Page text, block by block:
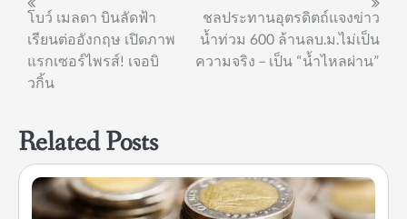
แนะแนว
เรื่อง
โบว์ เมลดา บินลัดฟ้า
เรียนต่ออังกฤษ เปิดภาพ
แรกเซอร์ไพรส์! เจอบิ
วกิ้น
ชลประทานอุตรดิตถ์แจงข่าว
น้ำท่วม 600 ล้านลบ.ม.ไม่เป็น
ความจริง – เป็น “น้ำไหลผ่าน”
Related Posts